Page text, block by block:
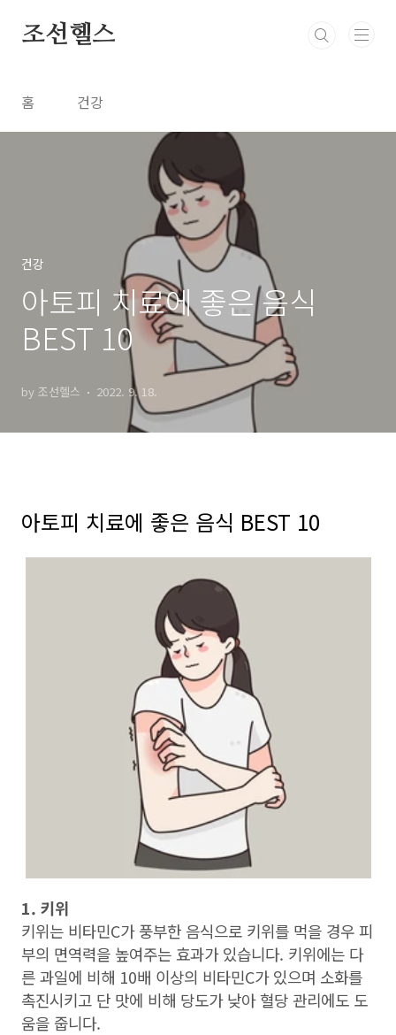
조선헬스
홈 건강
건강
아토피 치료에 좋은 음식
BEST 10
by 조선헬스 2022. 9. 18.
아토피 치료에 좋은 음식 BEST 10
1. 키위
키위는 비타민C가 풍부한 음식으로 키위를 먹을 경우 피
부의 면역력을 높여주는 효과가 있습니다. 키위에는 다
른 과일에 비해 10배 이상의 비타민C가 있으며 소화를
촉진시키고 단 맛에 비해 당도가 낮아 혈당 관리에도 도
움을 줍니다.